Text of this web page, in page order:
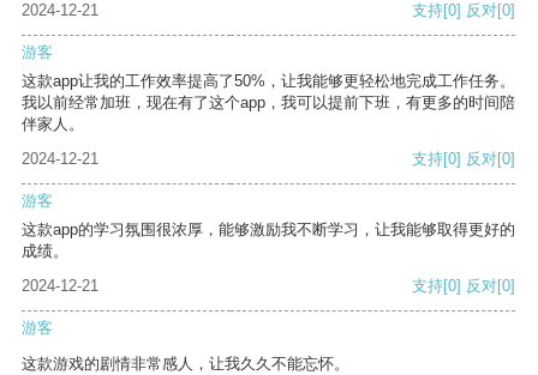
2024-12-21
支持[0] 反对[0]
游客
这款app让我的工作效率提高了50%，让我能够更轻松地完成工作任务。
我以前经常加班，现在有了这个app，我可以提前下班，有更多的时间陪
伴家人。
2024-12-21
支持[0] 反对[0]
游客
这款app的学习氛围很浓厚，能够激励我不断学习，让我能够取得更好的
成绩。
2024-12-21
支持[0] 反对[0]
游客
这款游戏的剧情非常感人，让我久久不能忘怀。